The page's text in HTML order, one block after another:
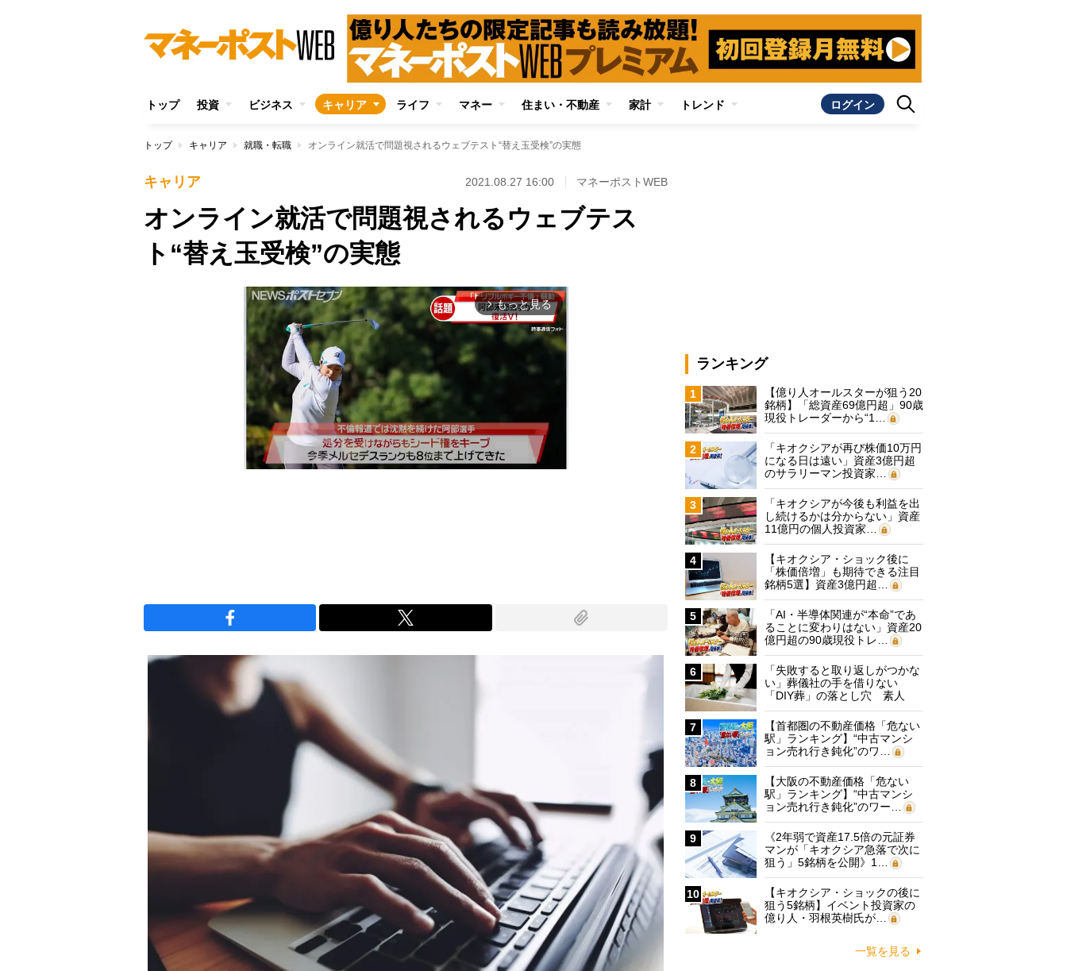
トップ 投資 ビジネス キャリア ライフ マネー 住まい・不動産 家計 トレンド ログイン
トップ キャリア 就職・転職 オンライン就活で問題視されるウェブテスト“替え玉受検”の実態
キャリア 2021.08.27 16:00 マネーポストWEB
オンライン就活で問題視されるウェブテス
ト“替え玉受検”の実態
arrow_forward_ios もっと見る
ランキング
1
【億り人オールスターが狙う20
銘柄】「総資産69億円超」90歳
現役トレーダーから“1…
2
「キオクシアが再び株価10万円
になる日は遠い」資産3億円超
のサラリーマン投資家…
3
「キオクシアが今後も利益を出
し続けるかは分からない」資産
11億円の個人投資家…
4
【キオクシア・ショック後に
「株価倍増」も期待できる注目
銘柄5選】資産3億円超…
5
「AI・半導体関連が“本命”であ
ることに変わりはない」資産20
億円超の90歳現役トレ…
6
「失敗すると取り返しがつかな
い」葬儀社の手を借りない
「DIY葬」の落とし穴 素人
に…
7
【首都圏の不動産価格「危ない
駅」ランキング】“中古マンシ
ョン売れ行き鈍化”のワ…
8
【大阪の不動産価格「危ない
駅」ランキング】“中古マンシ
ョン売れ行き鈍化”のワー…
9
《2年弱で資産17.5倍の元証券
マンが「キオクシア急落で次に
狙う」5銘柄を公開》1…
10
【キオクシア・ショックの後に
狙う5銘柄】イベント投資家の
億り人・羽根英樹氏が…
一覧を見る